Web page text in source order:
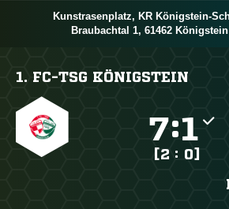
Kunstrasenplatz, KR Königstein-
Braubachtal 1, 61462
1. FC-TSG KÖNIGSTEIN
:
[2 : 0]